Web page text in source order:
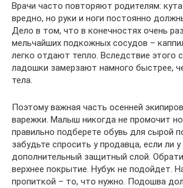
Врачи часто повторяют родителям:
вредно, но руки и ноги постоянно
Дело в том, что в конечностях очень
мельчайших подкожных сосудов –
легко отдают тепло. Вследствие этого
ладошки замерзают намного быстрее,
тела.
Поэтому важная часть осенней
варежки. Малыш никогда не промочит
правильно подберете обувь для сырой
забудьте спросить у продавца, если ли
дополнительный защитный слой.
верхнее покрытие. Нубук не подойдет.
пропиткой – то, что нужно. Подошва